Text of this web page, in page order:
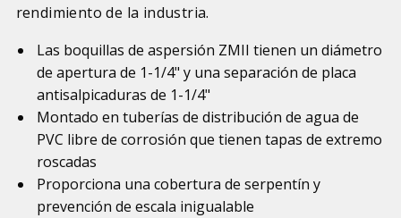
rendimiento de la industria.
Las boquillas de aspersión ZMII tienen un diámetro
de apertura de 1-1/4" y una separación de placa
antisalpicaduras de 1-1/4"
Montado en tuberías de distribución de agua de
PVC libre de corrosión que tienen tapas de extremo
roscadas
Proporciona una cobertura de serpentín y
prevención de escala inigualable